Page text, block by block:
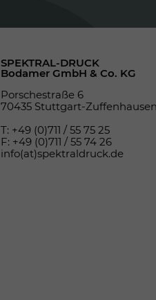
SPEKTRAL-DRUCK
Bodamer GmbH & Co. KG
Porschestraße 6
70435 Stuttgart-Zuffenhausen
T: +49 (0)711 / 55 75 25
F: +49 (0)711 / 55 74 26
info(at)spektraldruck.de